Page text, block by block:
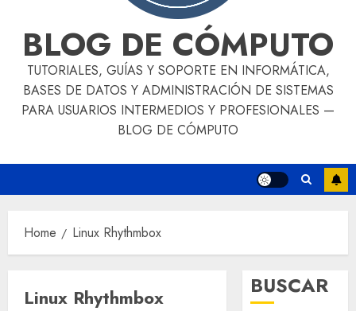
BLOG DE CÓMPUTO
TUTORIALES, GUÍAS Y SOPORTE EN INFORMÁTICA,
BASES DE DATOS Y ADMINISTRACIÓN DE SISTEMAS
PARA USUARIOS INTERMEDIOS Y PROFESIONALES —
BLOG DE CÓMPUTO
Home Linux Rhythmbox
Linux Rhythmbox BUSCAR